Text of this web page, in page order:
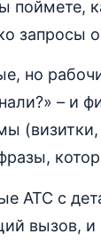
запросы
но
– и
АТС с
вызов, и